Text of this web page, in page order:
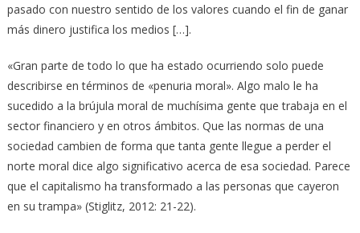
pasado con nuestro sentido de los valores cuando el fin de ganar
más dinero justifica los medios […].
«Gran parte de todo lo que ha estado ocurriendo solo puede
describirse en términos de «penuria moral». Algo malo le ha
sucedido a la brújula moral de muchísima gente que trabaja en el
sector financiero y en otros ámbitos. Que las normas de una
sociedad cambien de forma que tanta gente llegue a perder el
norte moral dice algo significativo acerca de esa sociedad. Parece
que el capitalismo ha transformado a las personas que cayeron
en su trampa» (Stiglitz, 2012: 21-22).